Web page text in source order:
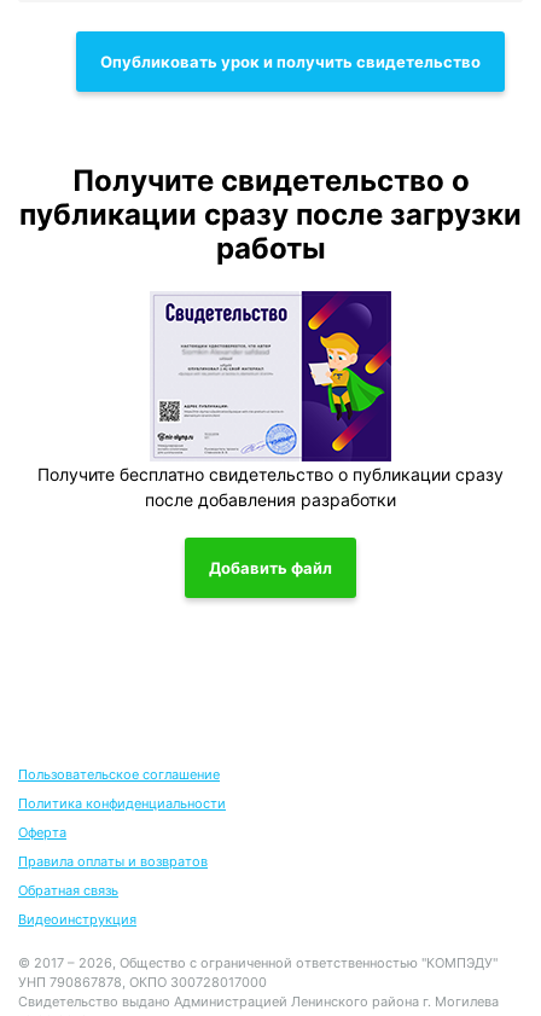
Опубликовать урок и получить свидетельство
Получите свидетельство о
публикации сразу после загрузки
работы
Получите бесплатно свидетельство о публикации сразу
после добавления разработки
Добавить файл
Пользовательское соглашение
Политика конфиденциальности
Оферта
Правила оплаты и возвратов
Обратная связь
Видеоинструкция
© 2017 – 2026, Общество с ограниченной ответственностью "КОМПЭДУ"
УНП 790867878, ОКПО 300728017000
Свидетельство выдано Администрацией Ленинского района г. Могилева